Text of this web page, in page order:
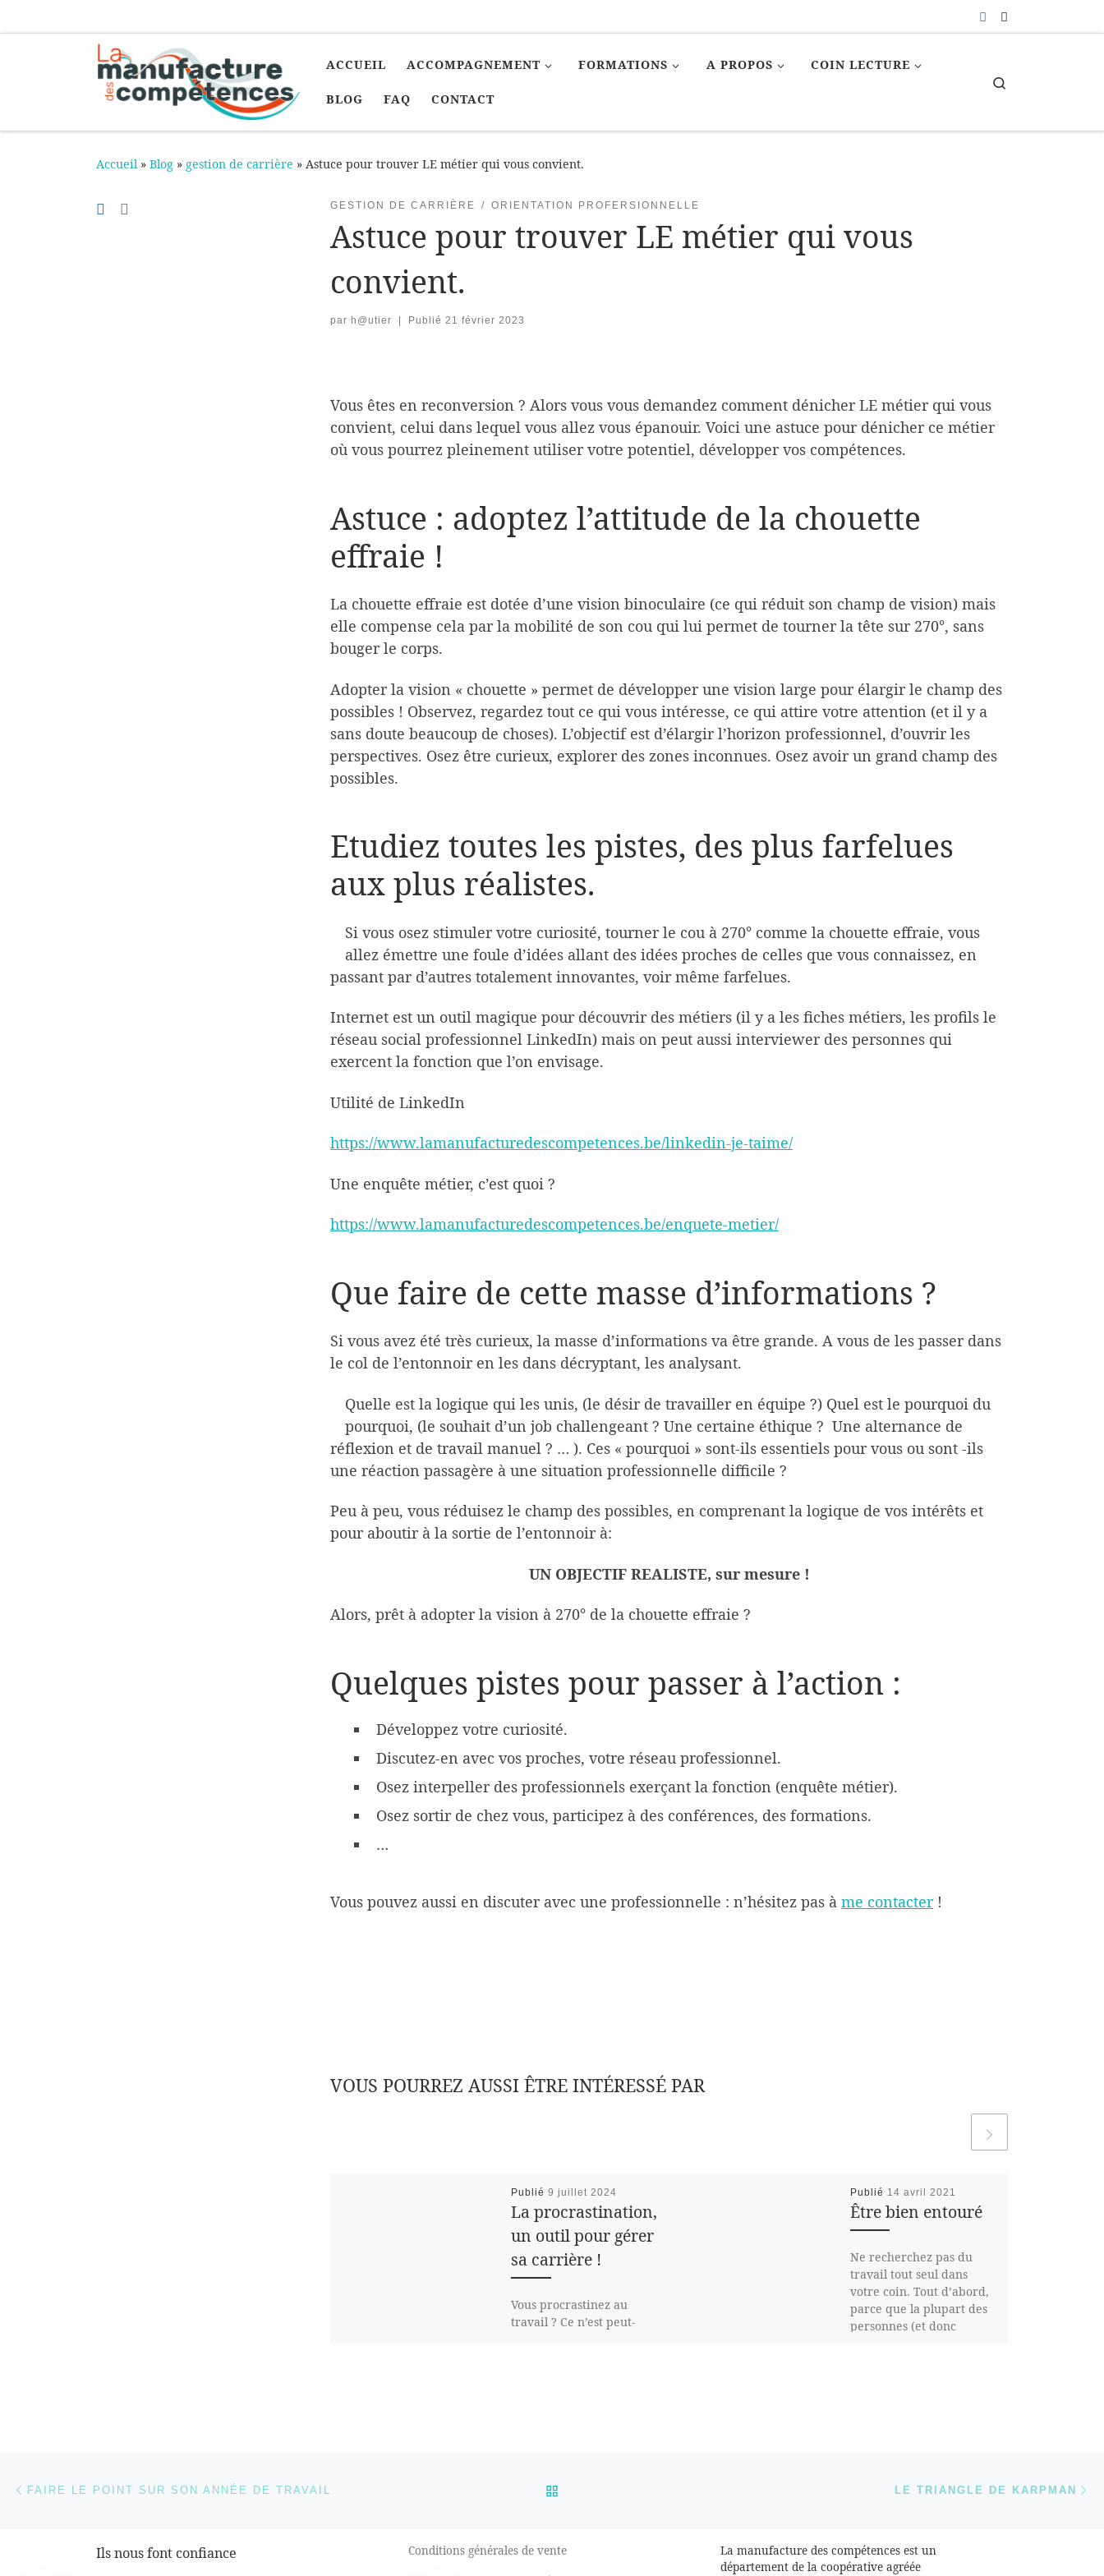
ACCUEIL ACCOMPAGNEMENT FORMATIONS A PROPOS COIN LECTURE
BLOG FAQ CONTACT
Accueil » Blog » gestion de carrière » Astuce pour trouver LE métier qui vous convient.
GESTION DE CARRIÈRE ORIENTATION PROFERSIONNELLE
Astuce pour trouver LE métier qui vous
convient.
par h@utier Publié 21 février 2023
Vous êtes en reconversion ? Alors vous vous demandez comment dénicher LE métier qui vous
convient, celui dans lequel vous allez vous épanouir. Voici une astuce pour dénicher ce métier
où vous pourrez pleinement utiliser votre potentiel, développer vos compétences.
Astuce : adoptez l’attitude de la chouette
effraie !
La chouette effraie est dotée d’une vision binoculaire (ce qui réduit son champ de vision) mais
elle compense cela par la mobilité de son cou qui lui permet de tourner la tête sur 270°, sans
bouger le corps.
Adopter la vision « chouette » permet de développer une vision large pour élargir le champ des
possibles ! Observez, regardez tout ce qui vous intéresse, ce qui attire votre attention (et il y a
sans doute beaucoup de choses). L’objectif est d’élargir l’horizon professionnel, d’ouvrir les
perspectives. Osez être curieux, explorer des zones inconnues. Osez avoir un grand champ des
possibles.
Etudiez toutes les pistes, des plus farfelues
aux plus réalistes.
Si vous osez stimuler votre curiosité, tourner le cou à 270° comme la chouette effraie, vous
allez émettre une foule d’idées allant des idées proches de celles que vous connaissez, en
passant par d’autres totalement innovantes, voir même farfelues.
Internet est un outil magique pour découvrir des métiers (il y a les fiches métiers, les profils le
réseau social professionnel LinkedIn) mais on peut aussi interviewer des personnes qui
exercent la fonction que l’on envisage.
Utilité de LinkedIn
https://www.lamanufacturedescompetences.be/linkedin-je-taime/
Une enquête métier, c’est quoi ?
https://www.lamanufacturedescompetences.be/enquete-metier/
Que faire de cette masse d’informations ?
Si vous avez été très curieux, la masse d’informations va être grande. A vous de les passer dans
le col de l’entonnoir en les dans décryptant, les analysant.
Quelle est la logique qui les unis, (le désir de travailler en équipe ?) Quel est le pourquoi du
pourquoi, (le souhait d’un job challengeant ? Une certaine éthique ? Une alternance de
réflexion et de travail manuel ? … ). Ces « pourquoi » sont-ils essentiels pour vous ou sont -ils
une réaction passagère à une situation professionnelle difficile ?
Peu à peu, vous réduisez le champ des possibles, en comprenant la logique de vos intérêts et
pour aboutir à la sortie de l’entonnoir à:
UN OBJECTIF REALISTE, sur mesure !
Alors, prêt à adopter la vision à 270° de la chouette effraie ?
Quelques pistes pour passer à l’action :
Développez votre curiosité.
Discutez-en avec vos proches, votre réseau professionnel.
Osez interpeller des professionnels exerçant la fonction (enquête métier).
Osez sortir de chez vous, participez à des conférences, des formations.
…
Vous pouvez aussi en discuter avec une professionnelle : n’hésitez pas à me contacter!
VOUS POURREZ AUSSI ÊTRE INTÉRESSÉ PAR
Publié9 juillet 2024
La procrastination,
un outil pour gérer
sa carrière !
Vous procrastinez au
travail ? Ce n’est peut-
Publié 14 avril 2021
Être bien entouré
Ne recherchez pas du
travail tout seul dans
votre coin. Tout d’abord,
parce que la plupart des
personnes (et donc
Parcourir les articles
FAIRE LE POINT SUR SON ANNÉE DE TRAVAIL LE TRIANGLE DE KARPMAN
Ils nous font confiance Conditions générales de vente
La manufacture des compétences est un
département de la coopérative agréée